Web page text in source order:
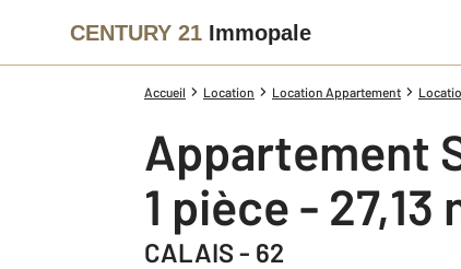
CENTURY 21 Immopale
Accueil Location Location Appartement
Appartement
1 pièce - 27,13
CALAIS - 62